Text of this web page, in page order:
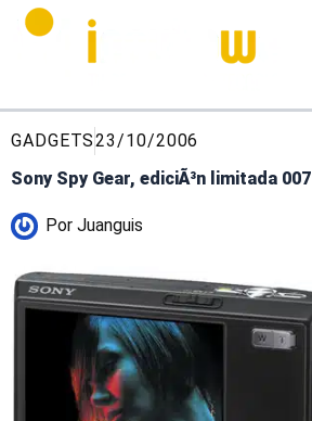
GADGETS23/10/2006
Sony Spy Gear, ediciÃ³n limitada 007
Por Juanguis